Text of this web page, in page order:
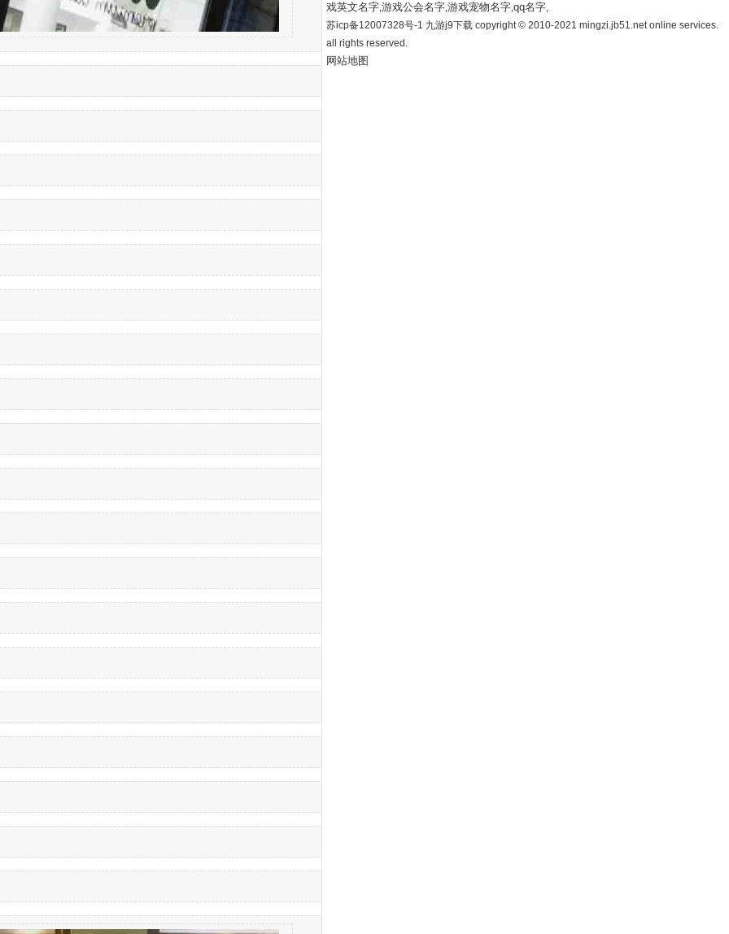
戏英文名字,游戏公会名字,游戏宠物名字,qq名字,
苏icp备12007328号-1 九游j9下载 copyright © 2010-2021 mingzi.jb51.net online services.
all rights reserved.
网站地图